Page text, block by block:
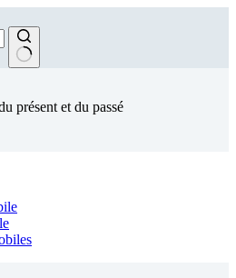
présent et du passé